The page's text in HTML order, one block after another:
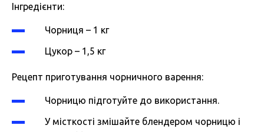
Інгредієнти:
Чорниця – 1 кг
Цукор – 1,5 кг
Рецепт приготування чорничного варення:
Чорницю підготуйте до використання.
У місткості змішайте блендером чорницю і